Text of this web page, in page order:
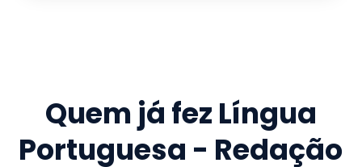
Quem já fez Língua
Portuguesa - Redação